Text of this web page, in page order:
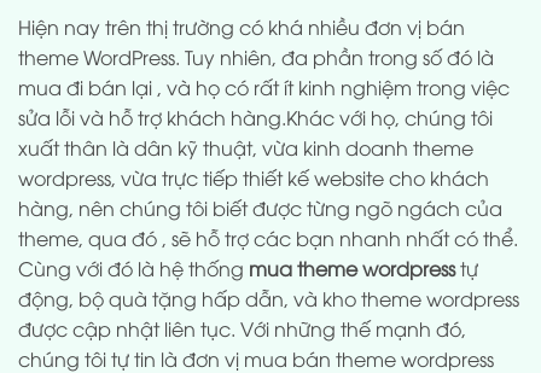
Hiện nay trên thị trường có khá nhiều đơn vị bán
theme WordPress. Tuy nhiên, đa phần trong số đó là
mua đi bán lại , và họ có rất ít kinh nghiệm trong việc
sửa lỗi và hỗ trợ khách hàng.Khác với họ, chúng tôi
xuất thân là dân kỹ thuật, vừa kinh doanh theme
wordpress, vừa trực tiếp thiết kế website cho khách
hàng, nên chúng tôi biết được từng ngõ ngách của
theme, qua đó , sẽ hỗ trợ các bạn nhanh nhất có thể.
Cùng với đó là hệ thống mua theme wordpresstự
động, bộ quà tặng hấp dẫn, và kho theme wordpress
được cập nhật liên tục. Với những thế mạnh đó,
chúng tôi tự tin là đơn vị mua bán theme wordpress